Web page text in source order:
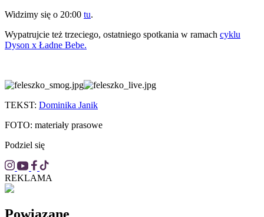
Widzimy się o 20:00 tu.
Wypatrujcie też trzeciego, ostatniego spotkania w ramach cyklu
Dyson x Ładne Bebe.
TEKST: Dominika Janik
FOTO: materiały prasowe
Podziel się
REKLAMA